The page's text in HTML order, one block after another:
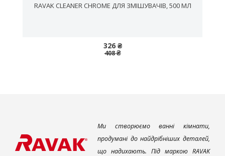
RAVAK CLEANER CHROME ДЛЯ ЗМІШУВАЧІВ, 500 МЛ
326 ₴
408 ₴
Ми створюємо ванні кімнати,
продумані до найдрібніших деталей,
що надихають. Під маркою RAVAK